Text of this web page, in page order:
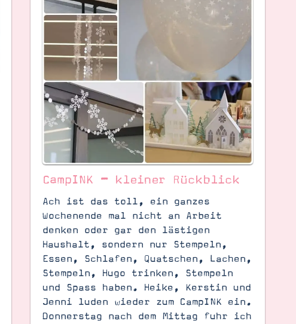
CampINK – kleiner Rückblick
Ach ist das toll, ein ganzes
Wochenende mal nicht an Arbeit
denken oder gar den lästigen
Haushalt, sondern nur Stempeln,
Essen, Schlafen, Quatschen, Lachen,
Stempeln, Hugo trinken, Stempeln
und Spass haben. Heike, Kerstin und
Jenni luden wieder zum CampINK ein.
Donnerstag nach dem Mittag fuhr ich